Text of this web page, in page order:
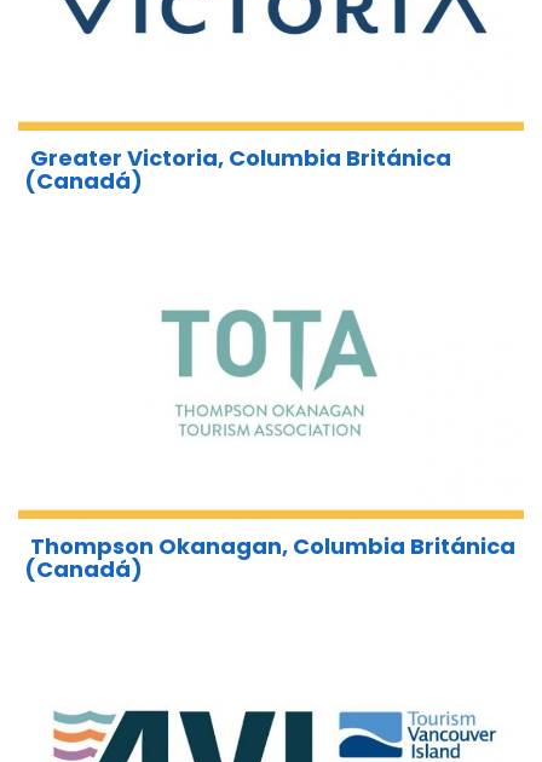
Greater Victoria, Columbia Británica
(Canadá)
Thompson Okanagan, Columbia Británica
(Canadá)